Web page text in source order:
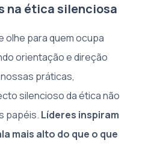
na ética silenciosa
olhe para quem ocupa
orientação e direção
práticas,
silencioso da ética não
papéis. Líderes inspiram
mais alto do que o que